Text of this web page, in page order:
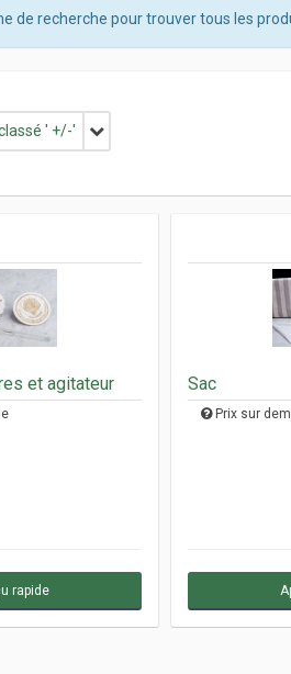
de recherche pour trouver tous les
' +/-'
et agitateur
rapide
Sac
Prix sur